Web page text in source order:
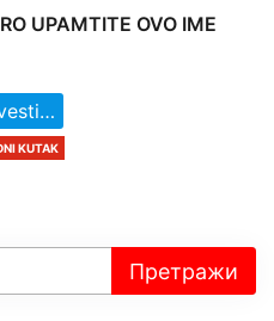
UPAMTITE OVO IME
KUTAK